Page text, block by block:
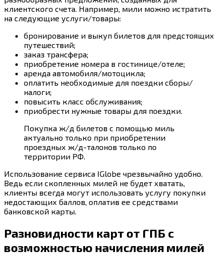
клиентского счета. Например, мили можно истратить
на следующие услуги/товары:
бронирование и выкуп билетов для предстоящих
путешествий;
заказ трансфера;
приобретение номера в гостинице/отеле;
аренда автомобиля/мотоцикла;
оплатить необходимые для поездки сборы/
налоги;
повысить класс обслуживания;
приобрести нужные товары для поездки.
Покупка ж/д билетов с помощью миль
актуально только при приобретении
проездных ж/д-талонов только по
территории РФ.
Использование сервиса IGlobe чрезвычайно удобно.
Ведь если скопленных милей не будет хватать,
клиенты всегда могут использовать услугу покупки
недостающих баллов, оплатив ее средствами
банковской карты.
Разновидности карт от ГПБ с
возможностью начисления милей